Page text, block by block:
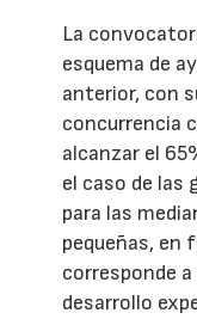
La
esquema de
anterior, con
concurrencia
alcanzar el
el caso de las
para las
pequeñas, en
corresponde
desarrollo